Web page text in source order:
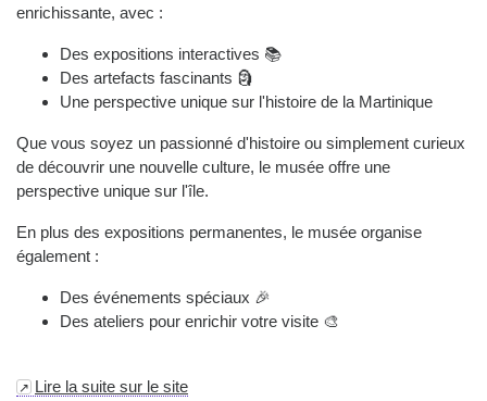
enrichissante, avec :
Des expositions interactives 📚
Des artefacts fascinants 🗿
Une perspective unique sur l'histoire de la Martinique
Que vous soyez un passionné d'histoire ou simplement curieux
de découvrir une nouvelle culture, le musée offre une
perspective unique sur l'île.
En plus des expositions permanentes, le musée organise
également :
Des événements spéciaux 🎉
Des ateliers pour enrichir votre visite 🎨
Lire la suite sur le site